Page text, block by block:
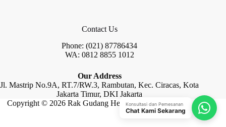
Contact Us
Phone: (021) 87786434
WA: 0812 8855 1012
Our Address
Jl. Mastrip No.9A, RT.7/RW.3, Rambutan, Kec. Ciracas, Kota
Jakarta Timur, DKI Jakarta
Copyright © 2026 Rak Gudang Heayy Duty by Raja Rak
Konsultasi dan Pemesanan
Chat Kami Sekarang